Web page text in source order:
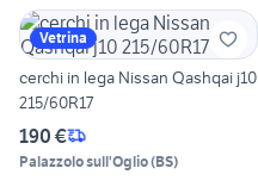
Vetrina
cerchi in lega Nissan Qashqai j10
215/60R17
190 €
Palazzolo sull'Oglio(BS)